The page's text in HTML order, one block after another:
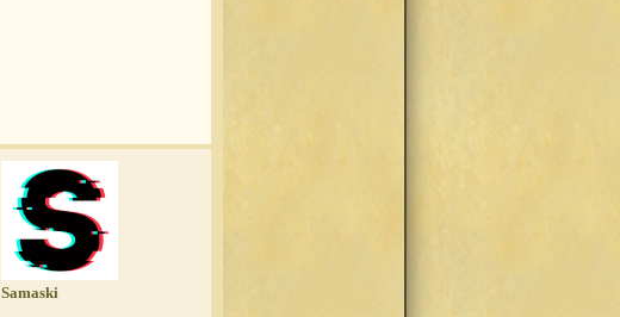
Samaski